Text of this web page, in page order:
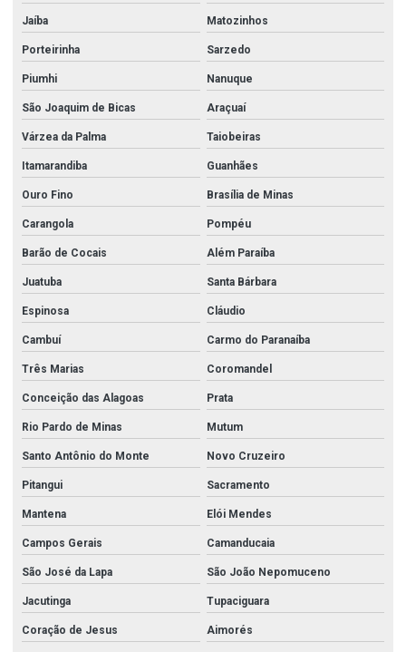
Jaíba Matozinhos
Porteirinha Sarzedo
Piumhi Nanuque
São Joaquim de Bicas Araçuaí
Várzea da Palma Taiobeiras
Itamarandiba Guanhães
Ouro Fino Brasília de Minas
Carangola Pompéu
Barão de Cocais Além Paraíba
Juatuba Santa Bárbara
Espinosa Cláudio
Cambuí Carmo do Paranaíba
Três Marias Coromandel
Conceição das Alagoas Prata
Rio Pardo de Minas Mutum
Santo Antônio do Monte Novo Cruzeiro
Pitangui Sacramento
Mantena Elói Mendes
Campos Gerais Camanducaia
São José da Lapa São João Nepomuceno
Jacutinga Tupaciguara
Coração de Jesus Aimorés